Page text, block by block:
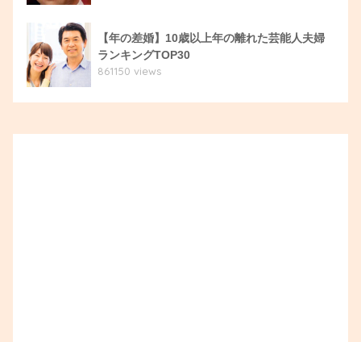
【年の差婚】10歳以上年の離れた芸能人夫婦
ランキングTOP30
861150 views